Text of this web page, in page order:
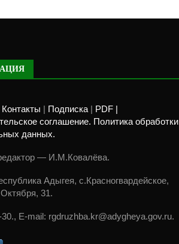
Контакты Подписка
PDF |
соглашение. Политика обработки
данных.
— И.М.Ковалёва.
Адыгея, с.Красногвардейское,
31.
E-mail: rgdruzhba.kr@adygheya.gov.ru.